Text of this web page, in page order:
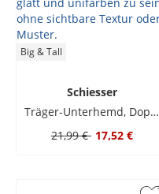
Big & Tall
Schiesser
Träger-Unterhemd, Doppelripp
21,99 € 17,52 €